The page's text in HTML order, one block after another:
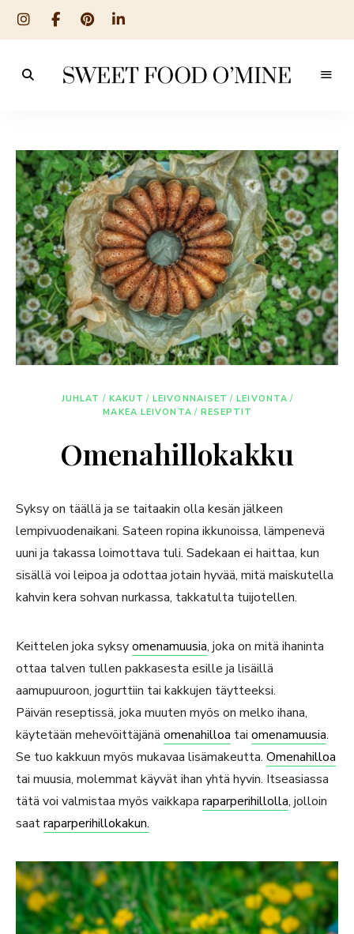
O
´Mine
JUHLAT / KAKUT / LEIVONNAISET / LEIVONTA /
MAKEA LEIVONTA / RESEPTIT
Omenahillokakku
Syksy on täällä ja se taitaakin olla kesän jälkeen
lempivuodenaikani. Sateen ropina ikkunoissa, lämpenevä
uuni ja takassa loimottava tuli. Sadekaan ei haittaa, kun
sisällä voi leipoa ja odottaa jotain hyvää, mitä maiskutella
kahvin kera sohvan nurkassa, takkatulta tuijotellen.
Keittelen joka syksyomenamuusia, joka on mitä ihaninta
ottaa talven tullen pakkasesta esille ja lisäillä
aamupuuroon, jogurttiin tai kakkujen täytteeksi.
Päivän reseptissä, joka muuten myös on melko ihana,
käytetään mehevöittäjänä omenahilloa tai omenamuusia.
Se tuo kakkuun myös mukavaa lisämakeutta. Omenahilloa
tai muusia, molemmat käyvät ihan yhtä hyvin. Itseasiassa
tätä voi valmistaa myös vaikkapa raparperihillolla, jolloin
saatraparperihillokakun.